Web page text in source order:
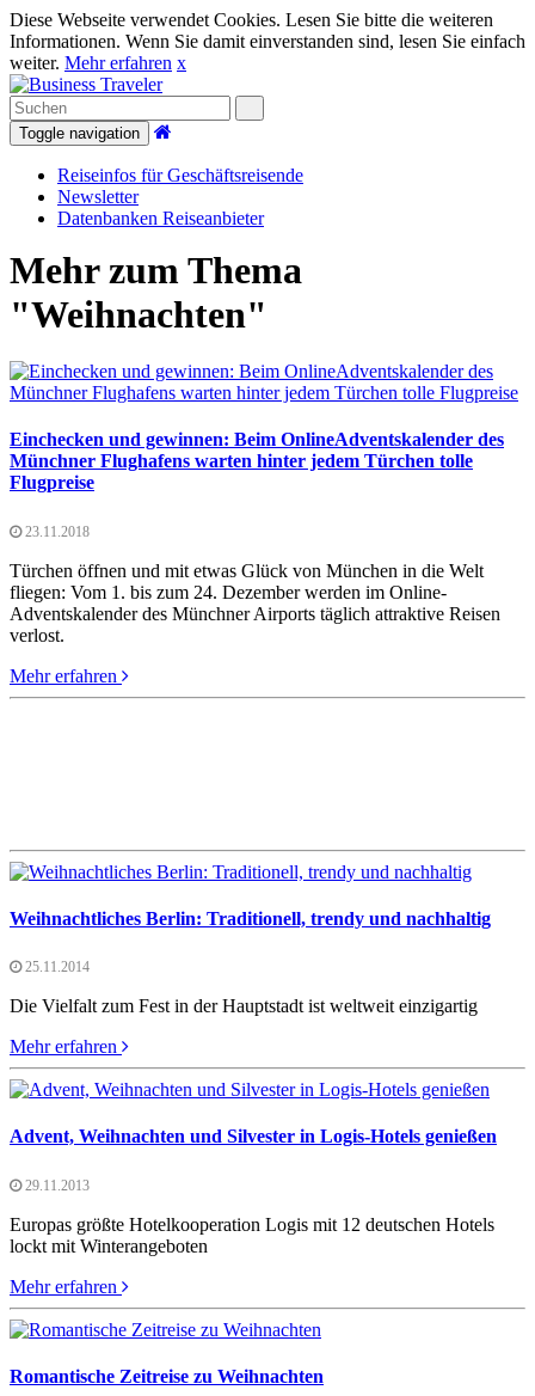
Diese Webseite verwendet Cookies. Lesen Sie bitte die weiteren
Informationen. Wenn Sie damit einverstanden sind, lesen Sie einfach
weiter. Mehr erfahren x
Toggle navigation
Reiseinfos für Geschäftsreisende
Newsletter
Datenbanken Reiseanbieter
Mehr zum Thema
"Weihnachten"
Einchecken und gewinnen: Beim OnlineAdventskalender des
Münchner Flughafens warten hinter jedem Türchen tolle
Flugpreise
23.11.2018
Türchen öffnen und mit etwas Glück von München in die Welt
fliegen: Vom 1. bis zum 24. Dezember werden im Online-
Adventskalender des Münchner Airports täglich attraktive Reisen
verlost.
Mehr erfahren
Weihnachtliches Berlin: Traditionell, trendy und nachhaltig
25.11.2014
Die Vielfalt zum Fest in der Hauptstadt ist weltweit einzigartig
Mehr erfahren
Advent, Weihnachten und Silvester in Logis-Hotels genießen
29.11.2013
Europas größte Hotelkooperation Logis mit 12 deutschen Hotels
lockt mit Winterangeboten
Mehr erfahren
Romantische Zeitreise zu Weihnachten